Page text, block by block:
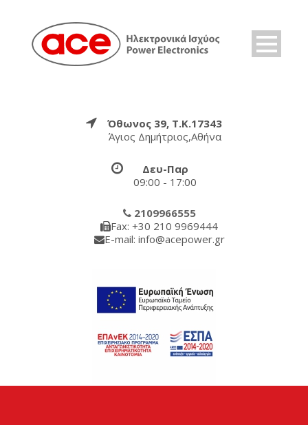
Όθωνος 39, Τ.Κ.17343
Άγιος Δημήτριος,Αθήνα
Δευ-Παρ
09:00 - 17:00
2109966555
Fax: +30 210 9969444
E-mail: info@acepower.gr